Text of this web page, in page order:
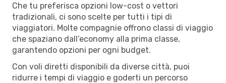
Che tu preferisca opzioni low-cost o vettori
tradizionali, ci sono scelte per tutti i tipi di
viaggiatori. Molte compagnie offrono classi di viaggio
che spaziano dall’economy alla prima classe,
garantendo opzioni per ogni budget.
Con voli diretti disponibili da diverse città, puoi
ridurre i tempi di viaggio e goderti un percorso